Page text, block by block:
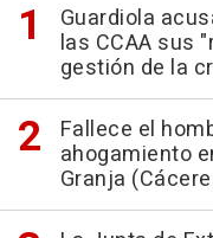
Guardiola
las CCAA sus
gestión de la
Fallece el
ahogamiento
Granja